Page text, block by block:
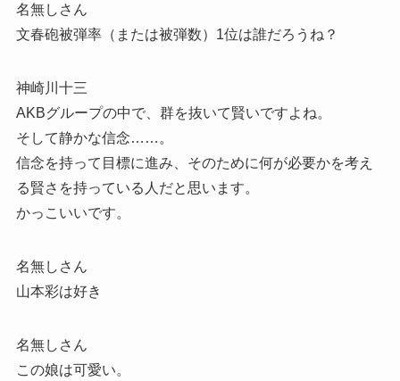
名無しさん
文春砲被弾率（または被弾数）1位は誰だろうね？
神崎川十三
AKBグループの中で、群を抜いて賢いですよね。
そして静かな信念……。
信念を持って目標に進み、そのために何が必要かを考え
る賢さを持っている人だと思います。
かっこいいです。
名無しさん
山本彩は好き
名無しさん
この娘は可愛い。